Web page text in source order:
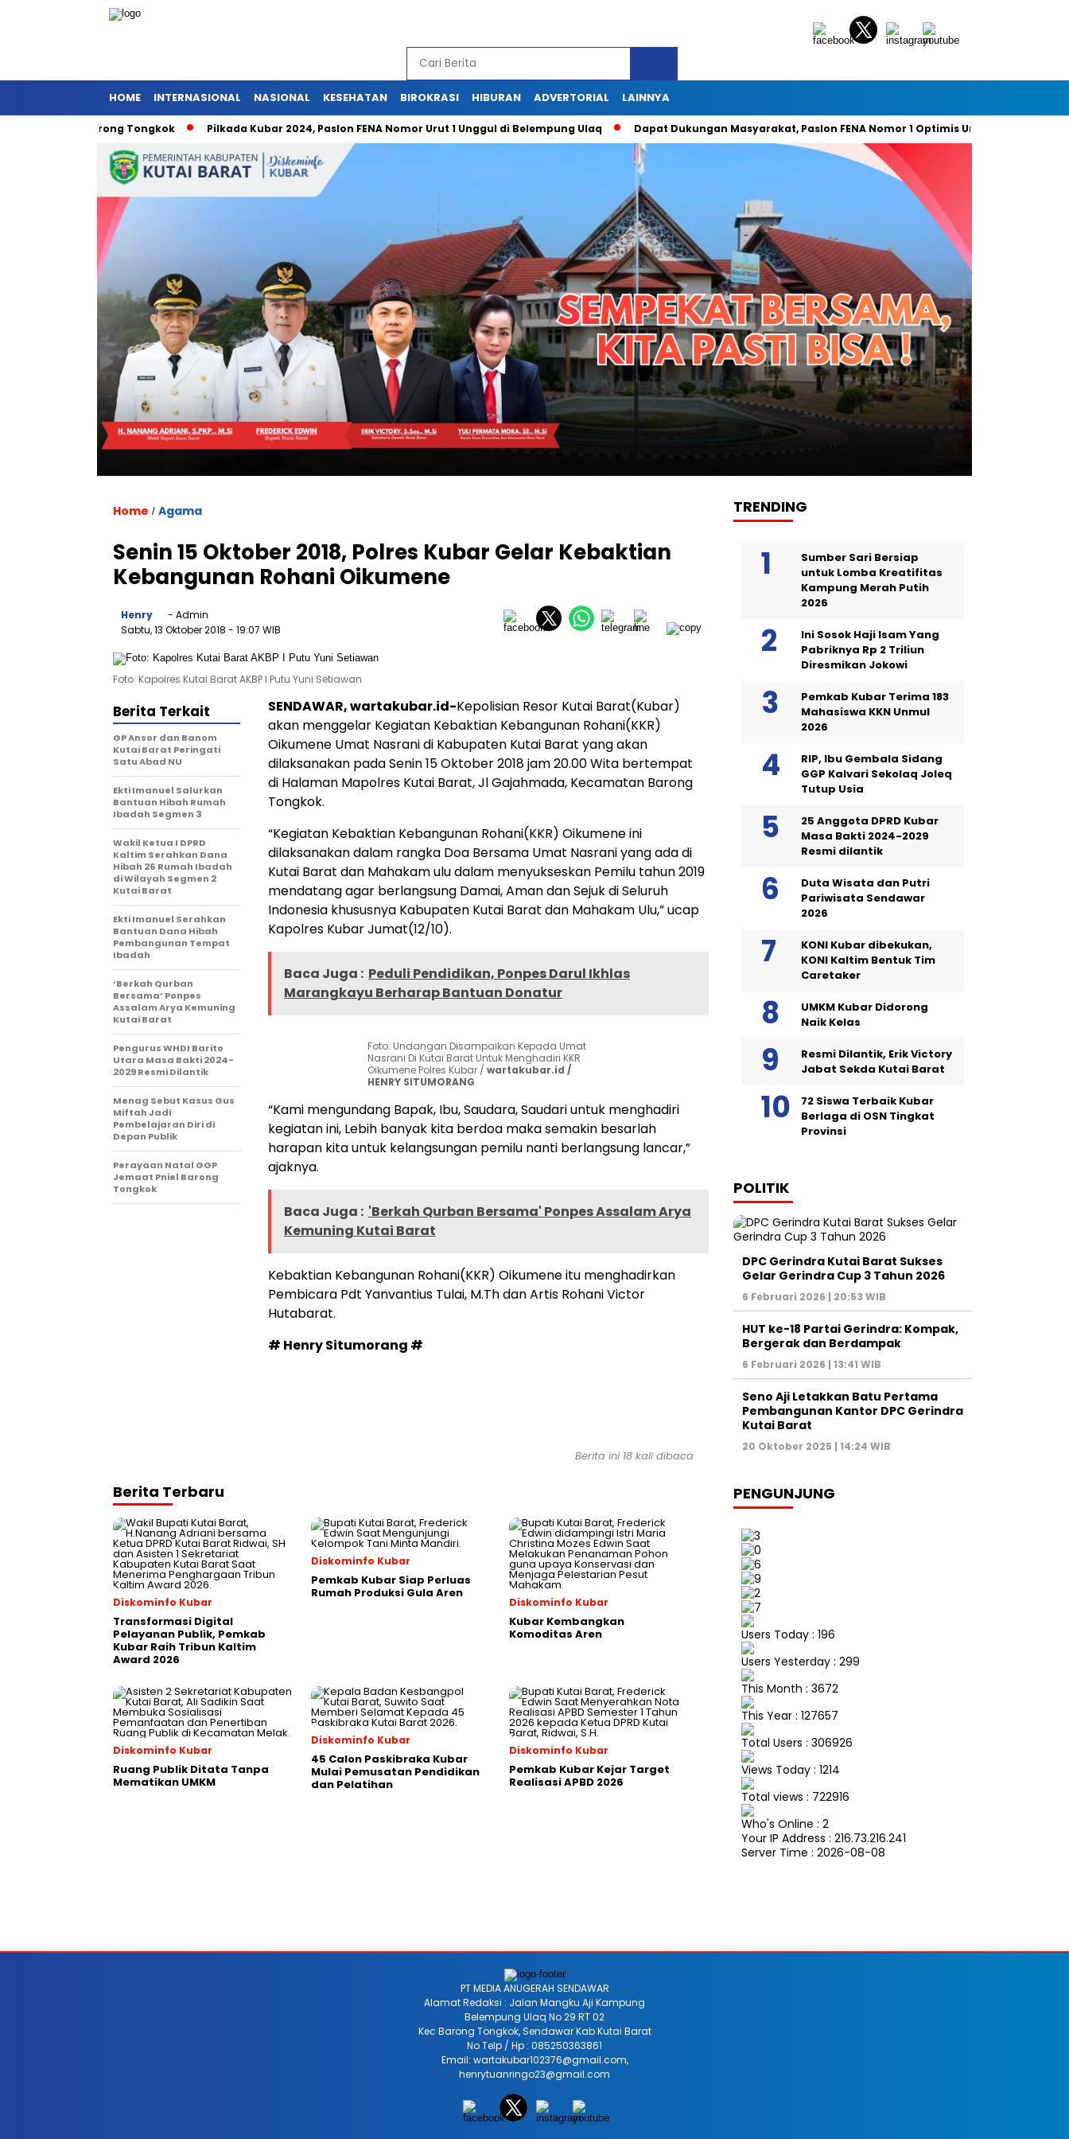
HOME INTERNASIONAL NASIONAL KESEHATAN BIROKRASI HIBURAN ADVERTORIAL LAINNYA
Pniel Barong Tongkok Pilkada Kubar 2024, Paslon FENA Nomor Urut 1 Unggul di Belempung Ulaq Dapat Dukungan Masyarakat, Paslon FENA Nomor 1 Optimis Unggul 49 Persen Suara
Home / Agama
Senin 15 Oktober 2018, Polres Kubar Gelar Kebaktian
Kebangunan Rohani Oikumene
Henry
- Admin
Sabtu, 13 Oktober 2018 - 19:07 WIB
Foto: Kapolres Kutai Barat AKBP I Putu Yuni Setiawan
SENDAWAR, wartakubar.id-Kepolisian Resor Kutai Barat(Kubar)
akan menggelar Kegiatan Kebaktian Kebangunan Rohani(KKR)
Oikumene Umat Nasrani di Kabupaten Kutai Barat yang akan
dilaksanakan pada Senin 15 Oktober 2018 jam 20.00 Wita bertempat
di Halaman Mapolres Kutai Barat, Jl Gajahmada, Kecamatan Barong
Tongkok.
“Kegiatan Kebaktian Kebangunan Rohani(KKR) Oikumene ini
dilaksanakan dalam rangka Doa Bersama Umat Nasrani yang ada di
Kutai Barat dan Mahakam ulu dalam menyukseskan Pemilu tahun 2019
mendatang agar berlangsung Damai, Aman dan Sejuk di Seluruh
Indonesia khususnya Kabupaten Kutai Barat dan Mahakam Ulu,” ucap
Kapolres Kubar Jumat(12/10).
Baca Juga : Peduli Pendidikan, Ponpes Darul Ikhlas
Marangkayu Berharap Bantuan Donatur
Foto: Undangan Disampaikan Kepada Umat
Nasrani Di Kutai Barat Untuk Menghadiri KKR
Oikumene Polres Kubar / wartakubar.id /
HENRY SITUMORANG
“Kami mengundang Bapak, Ibu, Saudara, Saudari untuk menghadiri
kegiatan ini, Lebih banyak kita berdoa maka semakin besarlah
harapan kita untuk kelangsungan pemilu nanti berlangsung lancar,”
ajaknya.
Baca Juga : 'Berkah Qurban Bersama' Ponpes Assalam Arya
Kemuning Kutai Barat
Kebaktian Kebangunan Rohani(KKR) Oikumene itu menghadirkan
Pembicara Pdt Yanvantius Tulai, M.Th dan Artis Rohani Victor
Hutabarat.
# Henry Situmorang #
Berita Terkait
GP Ansor dan Banom
Kutai Barat Peringati
Satu Abad NU
Ekti Imanuel Salurkan
Bantuan Hibah Rumah
Ibadah Segmen 3
Wakil Ketua I DPRD
Kaltim Serahkan Dana
Hibah 26 Rumah Ibadah
di Wilayah Segmen 2
Kutai Barat
Ekti Imanuel Serahkan
Bantuan Dana Hibah
Pembangunan Tempat
Ibadah
‘Berkah Qurban
Bersama’ Ponpes
Assalam Arya Kemuning
Kutai Barat
Pengurus WHDI Barito
Utara Masa Bakti 2024-
2029 Resmi Dilantik
Menag Sebut Kasus Gus
Miftah Jadi
Pembelajaran Diri di
Depan Publik
Perayaan Natal GGP
Jemaat Pniel Barong
Tongkok
Berita ini 18 kali dibaca
Berita Terbaru
Diskominfo Kubar
Transformasi Digital
Pelayanan Publik, Pemkab
Kubar Raih Tribun Kaltim
Award 2026
Diskominfo Kubar
Pemkab Kubar Siap Perluas
Rumah Produksi Gula Aren
Diskominfo Kubar
Kubar Kembangkan
Komoditas Aren
Diskominfo Kubar
Ruang Publik Ditata Tanpa
Mematikan UMKM
Diskominfo Kubar
45 Calon Paskibraka Kubar
Mulai Pemusatan Pendidikan
dan Pelatihan
Diskominfo Kubar
Pemkab Kubar Kejar Target
Realisasi APBD 2026
TRENDING
Sumber Sari Bersiap
untuk Lomba Kreatifitas
Kampung Merah Putih
2026
Ini Sosok Haji Isam Yang
Pabriknya Rp 2 Triliun
Diresmikan Jokowi
Pemkab Kubar Terima 183
Mahasiswa KKN Unmul
2026
RIP, Ibu Gembala Sidang
GGP Kalvari Sekolaq Joleq
Tutup Usia
25 Anggota DPRD Kubar
Masa Bakti 2024-2029
Resmi dilantik
Duta Wisata dan Putri
Pariwisata Sendawar
2026
KONI Kubar dibekukan,
KONI Kaltim Bentuk Tim
Caretaker
UMKM Kubar Didorong
Naik Kelas
Resmi Dilantik, Erik Victory
Jabat Sekda Kutai Barat
72 Siswa Terbaik Kubar
Berlaga di OSN Tingkat
Provinsi
POLITIK
DPC Gerindra Kutai Barat Sukses
Gelar Gerindra Cup 3 Tahun 2026
6 Februari 2026 | 20:53 WIB
HUT ke-18 Partai Gerindra: Kompak,
Bergerak dan Berdampak
6 Februari 2026 | 13:41 WIB
Seno Aji Letakkan Batu Pertama
Pembangunan Kantor DPC Gerindra
Kutai Barat
20 Oktober 2025 | 14:24 WIB
PENGUNJUNG
Users Today : 196
Users Yesterday : 299
This Month : 3672
This Year : 127657
Total Users : 306926
Views Today : 1214
Total views : 722916
Who's Online : 2
Your IP Address : 216.73.216.241
Server Time : 2026-08-08
PT MEDIA ANUGERAH SENDAWAR
Alamat Redaksi : Jalan Mangku Aji Kampung
Belempung Ulaq No 29 RT 02
Kec Barong Tongkok, Sendawar Kab Kutai Barat
No Telp / Hp : 085250363861
Email: wartakubar102376@gmail.com,
henrytuanringo23@gmail.com